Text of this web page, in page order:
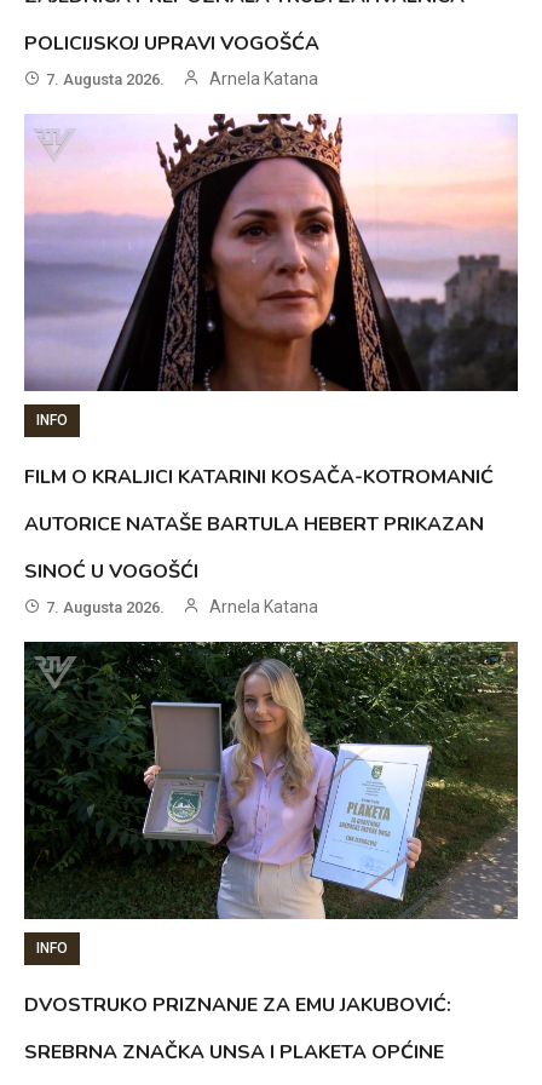
POLICIJSKOJ UPRAVI VOGOŠĆA
7. Augusta 2026. Arnela Katana
INFO
FILM O KRALJICI KATARINI KOSAČA-KOTROMANIĆ
AUTORICE NATAŠE BARTULA HEBERT PRIKAZAN
SINOĆ U VOGOŠĆI
7. Augusta 2026. Arnela Katana
INFO
DVOSTRUKO PRIZNANJE ZA EMU JAKUBOVIĆ:
SREBRNA ZNAČKA UNSA I PLAKETA OPĆINE